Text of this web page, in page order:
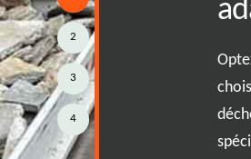
et c'est pour cela que
services personnalisés
soyez à Chatillon Sur
est prêt à vous accompagner.
2
3
4